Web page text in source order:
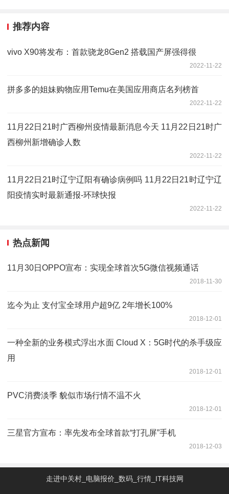
推荐内容
vivo X90将发布：首款骁龙8Gen2 搭载国产屏强得很
2022-11-22
拼多多的姐妹购物应用Temu在美国应用商店名列榜首
2022-11-22
11月22日21时广西柳州疫情最新消息今天 11月22日21时广
西柳州新增确诊人数
2022-11-22
11月22日21时辽宁辽阳有确诊病例吗 11月22日21时辽宁辽
阳疫情实时最新通报-环球快报
2022-11-22
热点新闻
11月30日OPPO宣布：实现全球首次5G微信视频通话
2018-11-30
迄今为止 支付宝全球用户超9亿 2年增长100%
2018-12-01
一种全新的业务模式浮出水面 Cloud X：5G时代的杀手级应
用
2018-12-01
PVC消费淡季 貌似市场行情不温不火
2018-12-01
三星官方宣布：率先发布全球首款“打孔屏”手机
2018-12-03
走进中关村_电脑报价_数码_行情_IT科技网